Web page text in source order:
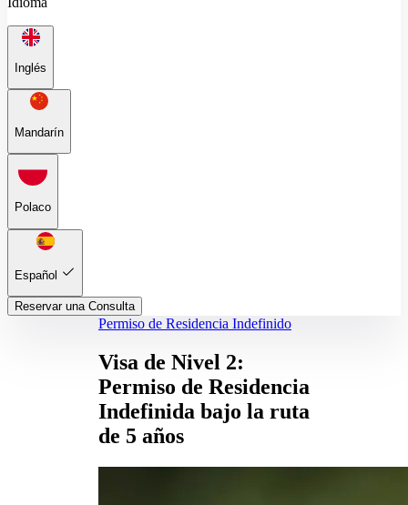
Inglés
Mandarín
Polaco
Español
Reservar una Consulta
Permiso de Residencia Indefinido
Visa de Nivel 2:
Permiso de Residencia
Indefinida bajo la ruta
de 5 años